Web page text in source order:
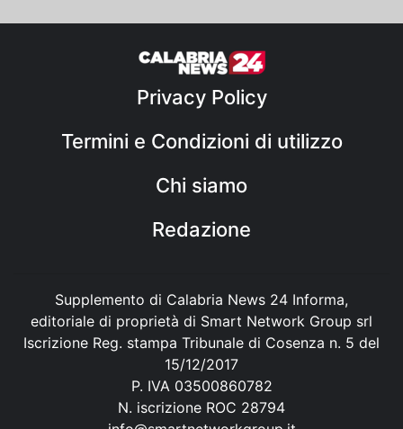
Privacy Policy
Termini e Condizioni di utilizzo
Chi siamo
Redazione
Supplemento di Calabria News 24 Informa,
editoriale di proprietà di Smart Network Group srl
Iscrizione Reg. stampa Tribunale di Cosenza n. 5 del
15/12/2017
P. IVA 03500860782
N. iscrizione ROC 28794